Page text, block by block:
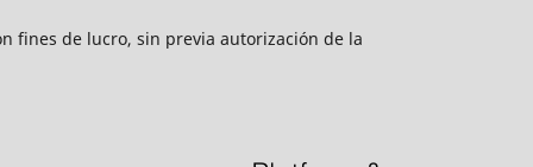
fines de lucro, sin previa autorización de la